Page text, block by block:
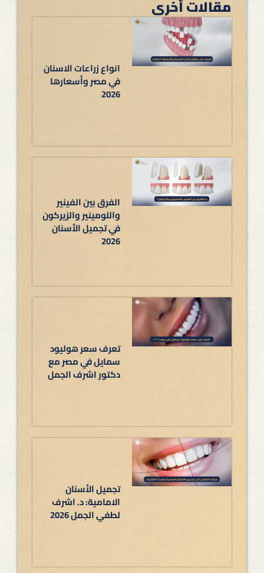
مقالات أخرى
انواع زراعات الاسنان
في مصر وأسعارها
2026
الفرق بين الفينير
واللومينير والزيركون
في تجميل الأسنان
2026
تعرف سعر هوليود
سمايل في مصر مع
دكتور اشرف الجمل
تجميل الأسنان
الامامية: د. اشرف
لطفي الجمل 2026